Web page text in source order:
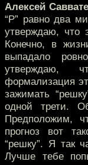
Алексей
“P” равно два
утверждаю, что
Конечно, в
выпадало
утверждаю,
формализация
зажимать
одной трети.
Предположим,
прогноз вот
“решку”. Я так
Лучше тебе